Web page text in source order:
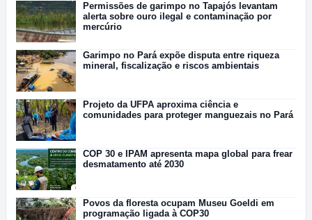
Permissões de garimpo no Tapajós levantam
alerta sobre ouro ilegal e contaminação por
mercúrio
Garimpo no Pará expõe disputa entre riqueza
mineral, fiscalização e riscos ambientais
Projeto da UFPA aproxima ciência e
comunidades para proteger manguezais no Pará
COP 30 e IPAM apresenta mapa global para frear
desmatamento até 2030
Povos da floresta ocupam Museu Goeldi em
programação ligada à COP30